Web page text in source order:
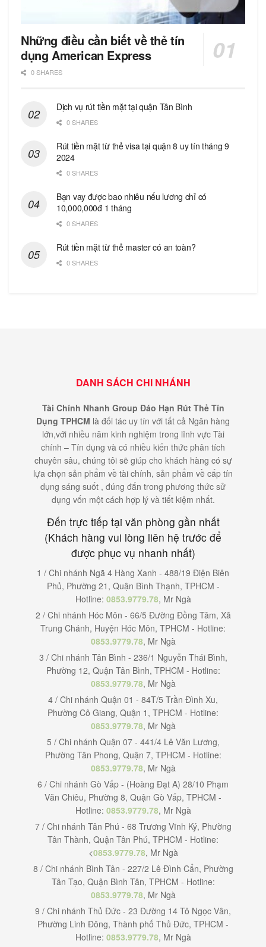
Những điều cần biết về thẻ tín
dụng American Express
0 SHARES
Dịch vụ rút tiền mặt tại quận Tân Bình
0 SHARES
Rút tiền mặt từ thẻ visa tại quận 8 uy tín tháng 9
2024
0 SHARES
Bạn vay được bao nhiêu nếu lương chỉ có
10,000,000đ 1 tháng
0 SHARES
Rút tiền mặt từ thẻ master có an toàn?
0 SHARES
DANH SÁCH CHI NHÁNH
Tài Chính Nhanh Group Đáo Hạn Rút Thẻ Tín
Dụng TPHCM là đối tác uy tín với tất cả Ngân hàng
lớn,với nhiều năm kinh nghiệm trong lĩnh vực Tài
chính – Tín dụng và có nhiều kiến thức phân tích
chuyên sâu, chúng tôi sẽ giúp cho khách hàng có sự
lựa chọn sản phẩm về tài chính, sản phẩm về cấp tín
dụng sáng suốt , đúng đắn trong phương thức sử
dụng vốn một cách hợp lý và tiết kiệm nhất.
Đến trực tiếp tại văn phòng gần nhất
(Khách hàng vui lòng liên hệ trước để
được phục vụ nhanh nhất)
1 / Chi nhánh Ngã 4 Hàng Xanh - 488/19 Điện Biên
Phủ, Phường 21, Quận Bình Thạnh, TPHCM -
Hotline: 0853.9779.78, Mr Ngà
2 / Chi nhánh Hóc Môn - 66/5 Đường Đồng Tâm, Xã
Trung Chánh, Huyện Hóc Môn, TPHCM - Hotline:
0853.9779.78, Mr Ngà
3 / Chi nhánh Tân Bình - 236/1 Nguyễn Thái Bình,
Phường 12, Quận Tân Bình, TPHCM - Hotline:
0853.9779.78, Mr Ngà
4 / Chi nhánh Quận 01 - 84T/5 Trần Đình Xu,
Phường Cô Giang, Quận 1, TPHCM - Hotline:
0853.9779.78, Mr Ngà
5 / Chi nhánh Quận 07 - 441/4 Lê Văn Lương,
Phường Tân Phong, Quận 7, TPHCM - Hotline:
0853.9779.78, Mr Ngà
6 / Chi nhánh Gò Vấp - (Hoàng Đạt A) 28/10 Phạm
Văn Chiêu, Phường 8, Quận Gò Vấp, TPHCM -
Hotline: 0853.9779.78, Mr Ngà
7 / Chi nhánh Tân Phú - 68 Trương Vĩnh Ký, Phường
Tân Thành, Quận Tân Phú, TPHCM - Hotline:
<0853.9779.78, Mr Ngà
8 / Chi nhánh Bình Tân - 227/2 Lê Đình Cẩn, Phường
Tân Tạo, Quận Bình Tân, TPHCM - Hotline:
0853.9779.78, Mr Ngà
9 / Chi nhánh Thủ Đức - 23 Đường 14 Tô Ngọc Vân,
Phường Linh Đông, Thành phố Thủ Đức, TPHCM -
Hotline: 0853.9779.78, Mr Ngà